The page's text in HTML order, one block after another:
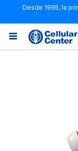
Desde 1995, la
